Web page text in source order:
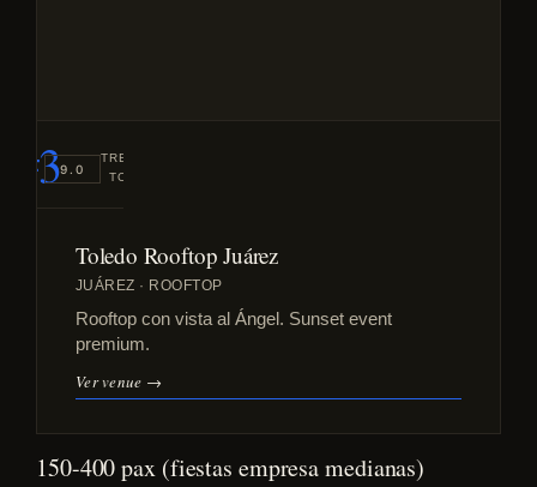
#39.0
TREND
TOP
Toledo Rooftop Juárez
JUÁREZ · ROOFTOP
Rooftop con vista al Ángel. Sunset event
premium.
Ver venue →
150-400 pax (fiestas empresa medianas)